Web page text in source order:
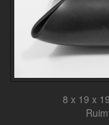
8 x 19 x